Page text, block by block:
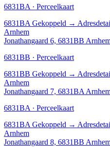
6831BA · Perceelkaart
6831BA Gekoppeld →
Arnhem
Jonathangaard 6, 6831BB
6831BB · Perceelkaart
6831BB Gekoppeld →
Arnhem
Jonathangaard 7, 6831BA
6831BA · Perceelkaart
6831BA Gekoppeld →
Arnhem
Jonathangaard 8, 6831BB